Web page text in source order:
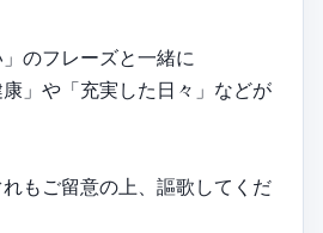
」のフレーズと一緒に
」や「充実した日々」などが
れもご留意の上、謳歌してくだ